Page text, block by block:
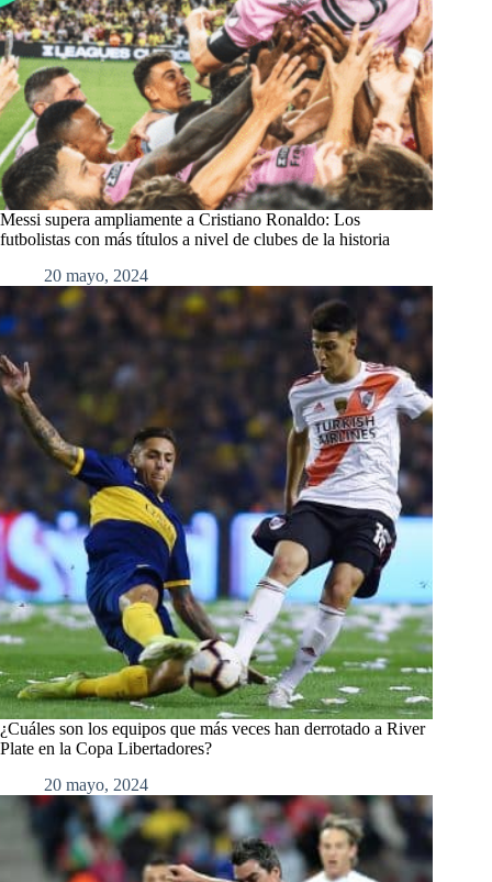
Messi supera ampliamente a Cristiano Ronaldo: Los
futbolistas con más títulos a nivel de clubes de la historia
20 mayo, 2024
¿Cuáles son los equipos que más veces han derrotado a River
Plate en la Copa Libertadores?
20 mayo, 2024